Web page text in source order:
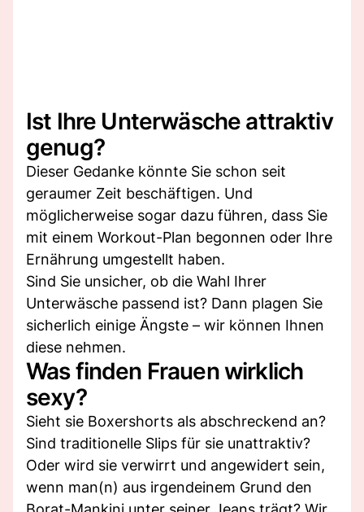
Ist Ihre Unterwäsche attraktiv
genug?
Dieser Gedanke könnte Sie schon seit
geraumer Zeit beschäftigen. Und
möglicherweise sogar dazu führen, dass Sie
mit einem Workout-Plan begonnen oder Ihre
Ernährung umgestellt haben.
Sind Sie unsicher, ob die Wahl Ihrer
Unterwäsche passend ist? Dann plagen Sie
sicherlich einige Ängste – wir können Ihnen
diese nehmen.
Was finden Frauen wirklich
sexy?
Sieht sie Boxershorts als abschreckend an?
Sind traditionelle Slips für sie unattraktiv?
Oder wird sie verwirrt und angewidert sein,
wenn man(n) aus irgendeinem Grund den